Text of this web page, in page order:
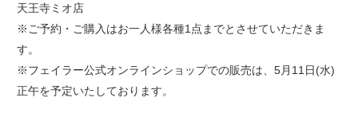
天王寺ミオ店
※ご予約・ご購入はお一人様各種1点までとさせていただきま
す。
※フェイラー公式オンラインショップでの販売は、5月11日(水)
正午を予定いたしております。